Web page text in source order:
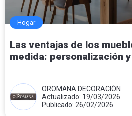
Hogar
Las ventajas de los
medida: personalización
OROMANA DECORACIÓN
Actualizado: 19/03/2026
Publicado: 26/02/2026